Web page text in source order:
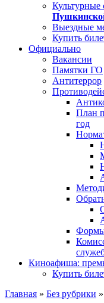
Культурные
Выездные
Купить
Официально
Вакансии
Памятки ГО
Антитеррор
План
год
Формы
Киноафиша:
Купить
Главная » Без рубрики »